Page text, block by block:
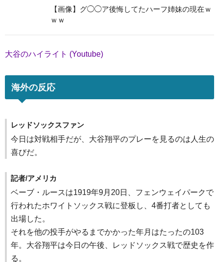
【画像】グ◯◯ア後悔してたハーフ姉妹の現在ｗ
ｗｗ
大谷のハイライト (Youtube)
海外の反応
レッドソックスファン
今日は対戦相手だが、大谷翔平のプレーを見るのは人生の
喜びだ。
記者/アメリカ
ベーブ・ルースは1919年9月20日、フェンウェイパークで
行われたホワイトソックス戦に登板し、4番打者としても
出場した。
それを他の投手がやるまでかかった年月はたったの103
年。大谷翔平は今日の午後、レッドソックス戦で歴史を作
る。